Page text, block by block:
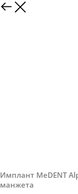
Имплант MeDENT​
манжета